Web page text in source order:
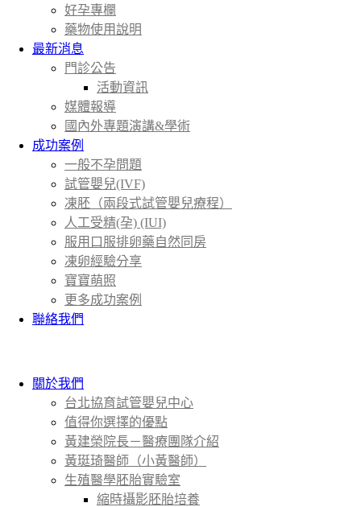
好孕專欄
藥物使用說明
最新消息
門診公告
活動資訊
媒體報導
國內外專題演講&學術
成功案例
一般不孕問題
試管嬰兒(IVF)
凍胚（兩段式試管嬰兒療程）
人工受精(孕) (IUI)
服用口服排卵藥自然同房
凍卵經驗分享
寶寶萌照
更多成功案例
聯絡我們
關於我們
台北協育試管嬰兒中心
值得你選擇的優點
黃建榮院長－醫療團隊介紹
黃珽琦醫師（小黃醫師）
生殖醫學胚胎實驗室
縮時攝影胚胎培養